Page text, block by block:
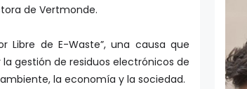
de Vertmonde.
Libre de E-Waste”, una causa que
gestión de residuos electrónicos de
la economía y la sociedad.